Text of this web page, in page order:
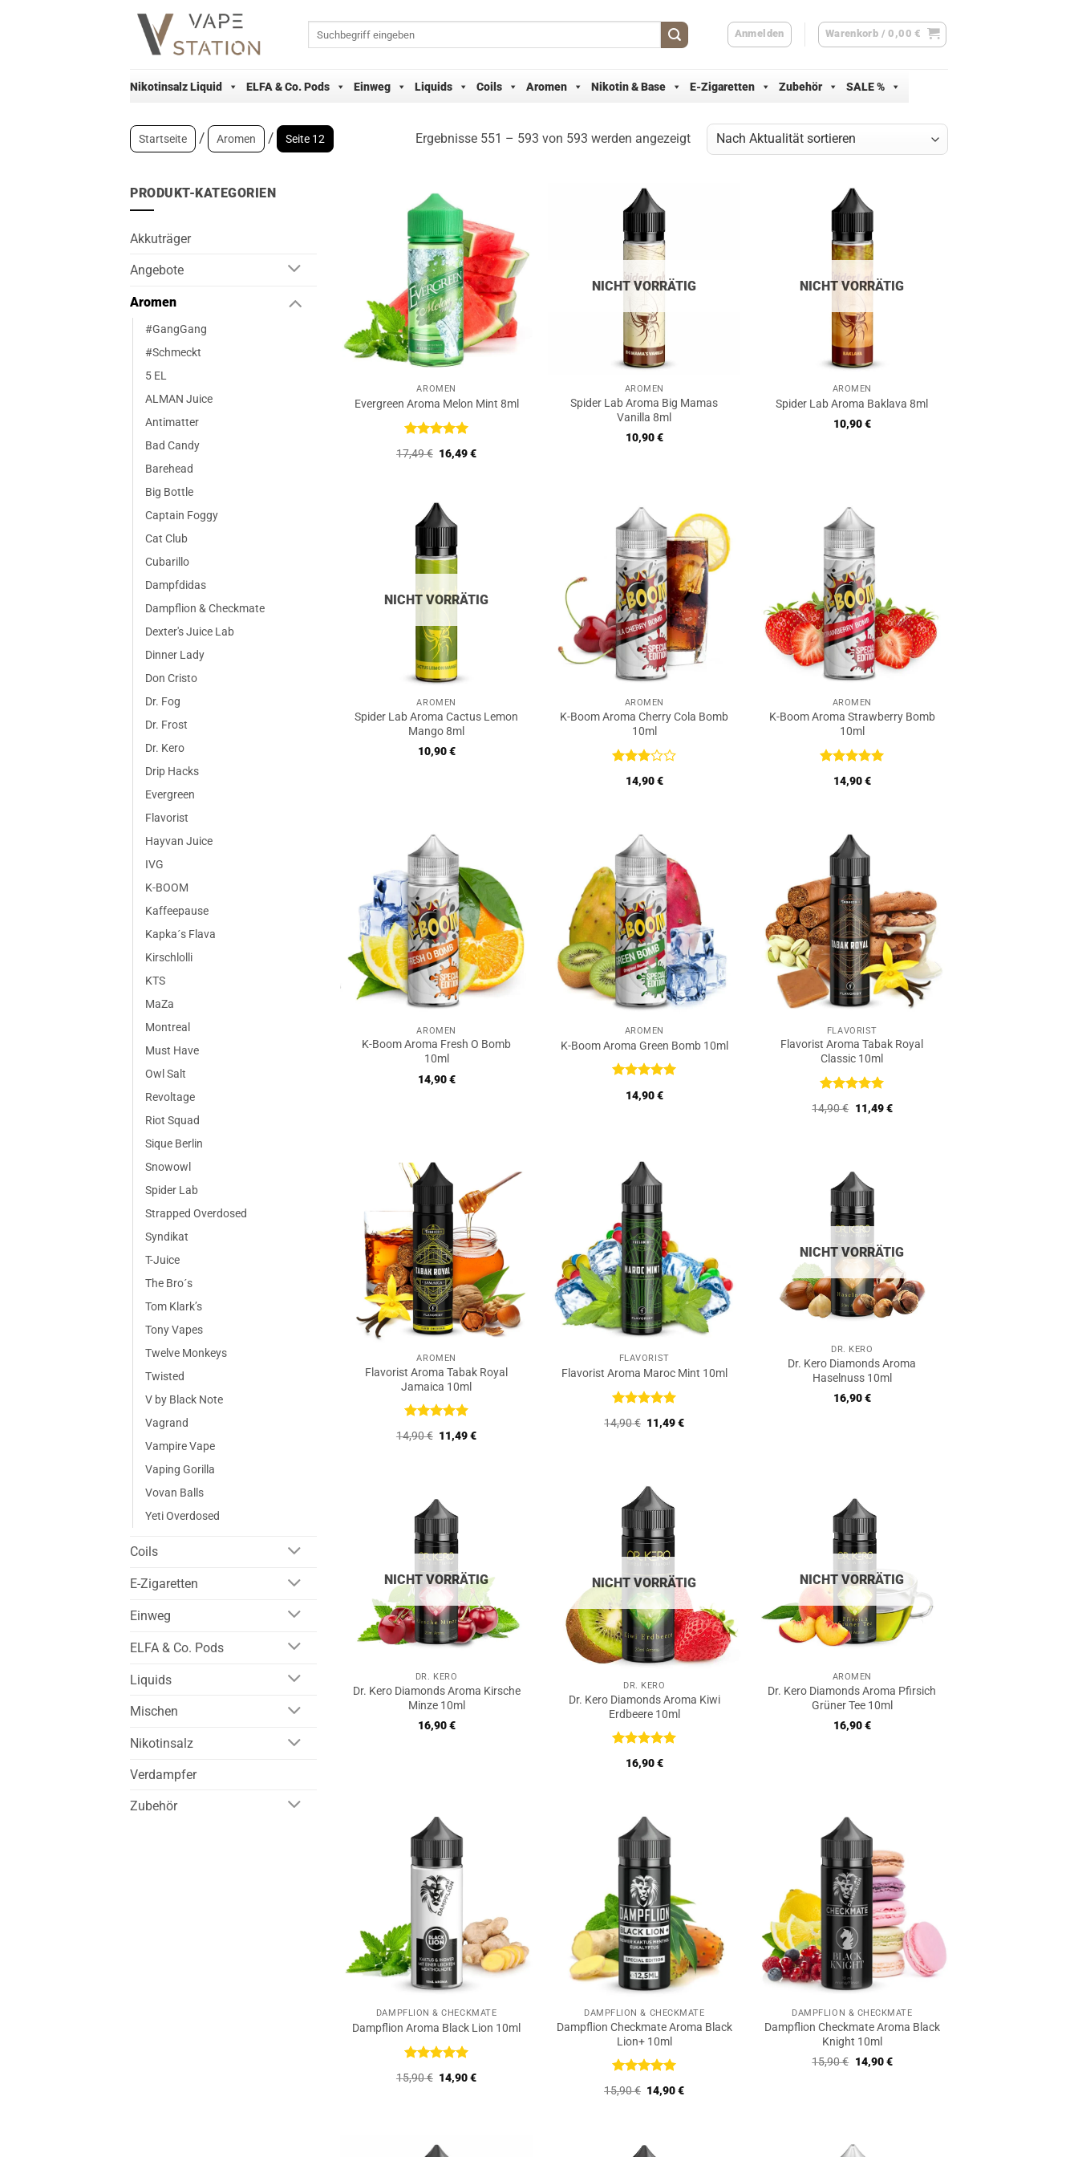
Anmelden Warenkorb /0,00€
Nikotinsalz Liquid ELFA & Co. Pods Einweg Liquids Coils Aromen Nikotin & Base E-Zigaretten Zubehör SALE %
Startseite / Aromen / Seite 12 Ergebnisse 551 – 593 von 593 werden angezeigtNach
Aktualität
PRODUKT-KATEGORIEN
Akkuträger
Angebote
Aromen
#GangGang
#Schmeckt
5 EL
ALMAN Juice
Antimatter
Bad Candy
Barehead
Big Bottle
Captain Foggy
Cat Club
Cubarillo
Dampfdidas
Dampflion & Checkmate
Dexter's Juice Lab
Dinner Lady
Don Cristo
Dr. Fog
Dr. Frost
Dr. Kero
Drip Hacks
Evergreen
Flavorist
Hayvan Juice
IVG
K-BOOM
Kaffeepause
Kapka´s Flava
Kirschlolli
KTS
MaZa
Montreal
Must Have
Owl Salt
Revoltage
Riot Squad
Sique Berlin
Snowowl
Spider Lab
Strapped Overdosed
Syndikat
T-Juice
The Bro´s
Tom Klark’s
Tony Vapes
Twelve Monkeys
Twisted
V by Black Note
Vagrand
Vampire Vape
Vaping Gorilla
Vovan Balls
Yeti Overdosed
Coils
E-Zigaretten
Einweg
ELFA & Co. Pods
Liquids
Mischen
Nikotinsalz
Verdampfer
Zubehör
AROMEN
Evergreen Aroma Melon Mint 8ml
Bewertet
mit5von
17,49€ Ursprünglicher
16,49€Aktueller
NICHT VORRÄTIG
AROMEN
Spider Lab Aroma Big Mamas
Vanilla 8ml
10,90€
NICHT VORRÄTIG
AROMEN
Spider Lab Aroma Baklava 8ml
10,90€
NICHT VORRÄTIG
AROMEN
Spider Lab Aroma Cactus Lemon
Mango 8ml
10,90€
AROMEN
K-Boom Aroma Cherry Cola Bomb
10ml
Bewertet
mit3
14,90€
AROMEN
K-Boom Aroma Strawberry Bomb
10ml
Bewertet
mit5von
14,90€
AROMEN
K-Boom Aroma Fresh O Bomb
10ml
14,90€
AROMEN
K-Boom Aroma Green Bomb 10ml
Bewertet
mit5von
14,90€
FLAVORIST
Flavorist Aroma Tabak Royal
Classic 10ml
Bewertet
mit 5 von
14,90€ Ursprünglicher
11,49€Aktueller
AROMEN
Flavorist Aroma Tabak Royal
Jamaica 10ml
Bewertet
mit 5 von
14,90€ Ursprünglicher
11,49€Aktueller
FLAVORIST
Flavorist Aroma Maroc Mint 10ml
Bewertet
mit5von
14,90€ Ursprünglicher
11,49€Aktueller
NICHT VORRÄTIG
DR. KERO
Dr. Kero Diamonds Aroma
Haselnuss 10ml
16,90€
NICHT VORRÄTIG
DR. KERO
Dr. Kero Diamonds Aroma Kirsche
Minze 10ml
16,90€
NICHT VORRÄTIG
DR. KERO
Dr. Kero Diamonds Aroma Kiwi
Erdbeere 10ml
Bewertet
mit5von
16,90€
NICHT VORRÄTIG
AROMEN
Dr. Kero Diamonds Aroma Pfirsich
Grüner Tee 10ml
16,90€
DAMPFLION & CHECKMATE
Dampflion Aroma Black Lion 10ml
Bewertet
mit 5 von
15,90€ Ursprünglicher
14,90€Aktueller
DAMPFLION & CHECKMATE
Dampflion Checkmate Aroma Black
Lion+ 10ml
Bewertet
mit 5 von
15,90€ Ursprünglicher
14,90€Aktueller
DAMPFLION & CHECKMATE
Dampflion Checkmate Aroma Black
Knight 10ml
15,90€ Ursprünglicher
14,90€Aktueller